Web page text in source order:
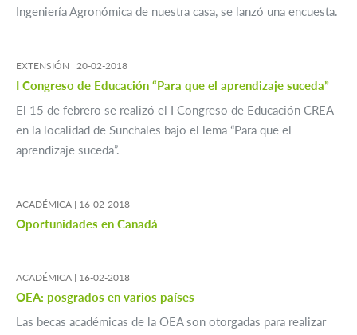
Ingeniería Agronómica de nuestra casa, se lanzó una encuesta.
EXTENSIÓN | 20-02-2018
I Congreso de Educación “Para que el aprendizaje suceda”
El 15 de febrero se realizó el I Congreso de Educación CREA
en la localidad de Sunchales bajo el lema “Para que el
aprendizaje suceda”.
ACADÉMICA | 16-02-2018
Oportunidades en Canadá
ACADÉMICA | 16-02-2018
OEA: posgrados en varios países
Las becas académicas de la OEA son otorgadas para realizar